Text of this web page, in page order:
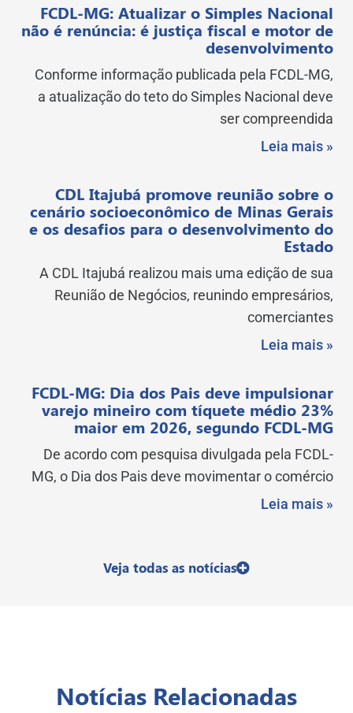
FCDL-MG: Atualizar o Simples Nacional
não é renúncia: é justiça fiscal e motor de
desenvolvimento
Conforme informação publicada pela FCDL-MG,
a atualização do teto do Simples Nacional deve
ser compreendida
Leia mais »
CDL Itajubá promove reunião sobre o
cenário socioeconômico de Minas Gerais
e os desafios para o desenvolvimento do
Estado
A CDL Itajubá realizou mais uma edição de sua
Reunião de Negócios, reunindo empresários,
comerciantes
Leia mais »
FCDL-MG: Dia dos Pais deve impulsionar
varejo mineiro com tíquete médio 23%
maior em 2026, segundo FCDL-MG
De acordo com pesquisa divulgada pela FCDL-
MG, o Dia dos Pais deve movimentar o comércio
Leia mais »
Veja todas as notícias
Notícias Relacionadas